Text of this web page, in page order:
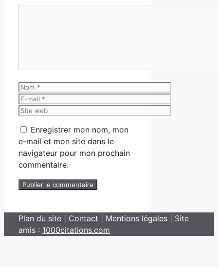
Nom
E-
mail
Site
Enregistrer mon nom, mon
e-mail et mon site dans le
navigateur pour mon prochain
commentaire.
Plan du site Contact Mentions légales | Site
amis : 1000citations.com